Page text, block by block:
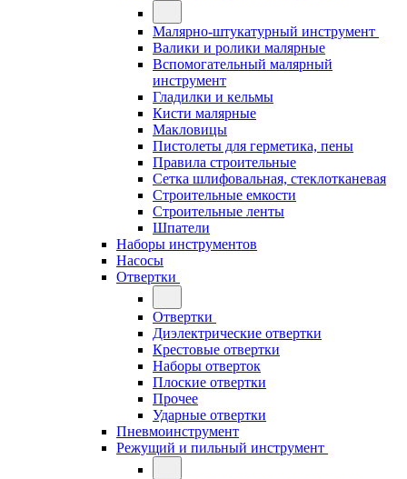
Малярно-штукатурный инструмент
Валики и ролики малярные
Вспомогательный малярный
инструмент
Гладилки и кельмы
Кисти малярные
Макловицы
Пистолеты для герметика, пены
Правила строительные
Сетка шлифовальная, стеклотканевая
Строительные емкости
Строительные ленты
Шпатели
Наборы инструментов
Насосы
Отвертки
Отвертки
Диэлектрические отвертки
Крестовые отвертки
Наборы отверток
Плоские отвертки
Прочее
Ударные отвертки
Пневмоинструмент
Режущий и пильный инструмент